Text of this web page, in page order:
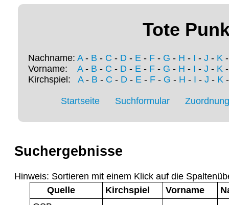
Tote
Nachname: A- B - C - D - E - F - G - H - I - J - K
Vorname: A- B - C - D - E - F - G - H - I - J - K
Kirchspiel: A- B - C - D- E- F- G - H - I - J - K
Startseite Suchformular
Suchergebnisse
Hinweis: Sortieren mit einem Klick auf die
Quelle
Kirchspiel Vorname